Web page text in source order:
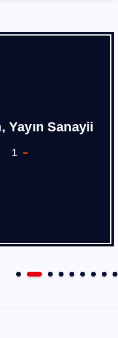
Borusan
1